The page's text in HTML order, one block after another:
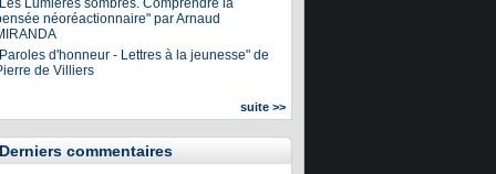
Lumières sombres. Comprendre la
néoréactionnaire" par Arnaud
d'honneur - Lettres à la jeunesse" de
de Villiers
suite >>
Derniers commentaires